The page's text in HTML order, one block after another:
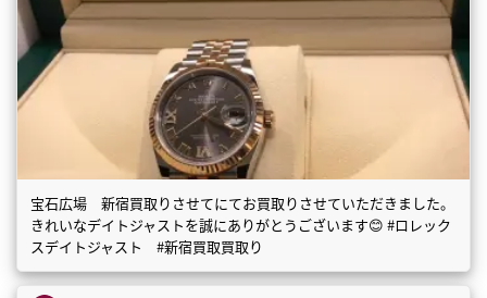
宝石広場 新宿買取りさせてにてお買取りさせていただきました。
きれいなデイトジャストを誠にありがとうございます😊 #ロレック
スデイトジャスト #新宿買取買取り